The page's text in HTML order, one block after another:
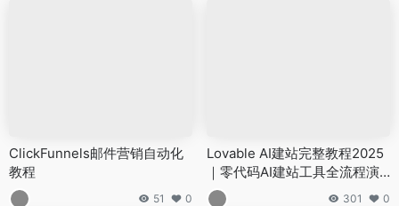
ClickFunnels邮件营销自动化
教程
51 0
Lovable AI建站完整教程2025
｜零代码AI建站工具全流程演
示
301 0